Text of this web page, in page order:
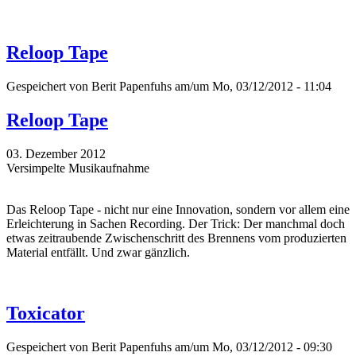
Reloop Tape
Gespeichert von Berit Papenfuhs am/um Mo, 03/12/2012 - 11:04
Reloop Tape
03. Dezember 2012
Versimpelte Musikaufnahme
Das Reloop Tape - nicht nur eine Innovation, sondern vor allem eine
Erleichterung in Sachen Recording. Der Trick: Der manchmal doch
etwas zeitraubende Zwischenschritt des Brennens vom produzierten
Material entfällt. Und zwar gänzlich.
Toxicator
Gespeichert von Berit Papenfuhs am/um Mo, 03/12/2012 - 09:30